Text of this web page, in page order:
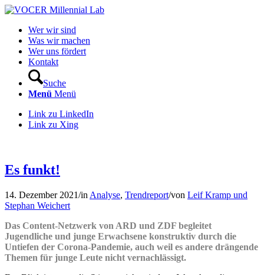
Wer wir sind
Was wir machen
Wer uns fördert
Kontakt
Suche
Menü Menü
Link zu LinkedIn
Link zu Xing
Es funkt!
14. Dezember 2021/in Analyse, Trendreport/von Leif Kramp und
Stephan Weichert
Das Content-Netzwerk von ARD und ZDF begleitet
Jugendliche und junge Erwachsene konstruktiv durch die
Untiefen der Corona-Pandemie, auch weil es andere drängende
Themen für junge Leute nicht vernachlässigt.